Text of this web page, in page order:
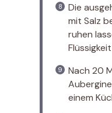
Die
mit Salz
ruhen
Nach 20
einem